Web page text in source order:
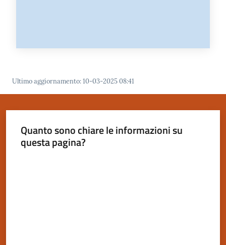
Ultimo aggiornamento:10-03-2025 08:41
Quanto sono chiare le informazioni su
questa pagina?